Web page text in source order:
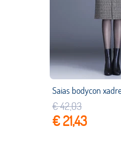
€ 42,03
€ 21,43